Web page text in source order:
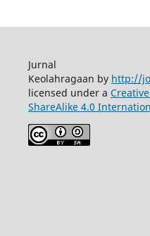
Jurnal
Keolahragaan by http://
licensed under a
ShareAlike 4.0